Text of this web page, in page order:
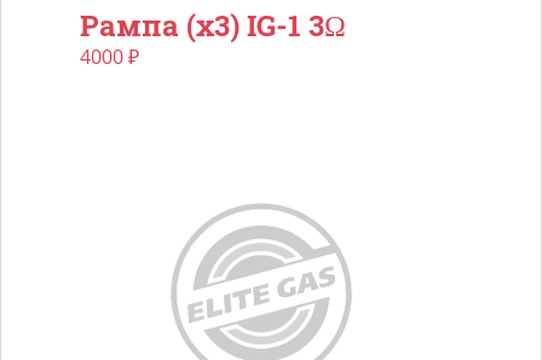
Рампа (х3) IG-1 3Ω
4000₽